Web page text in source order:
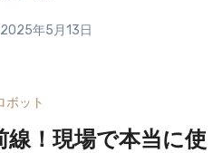
2025年5月13日
ボット
線！現場で本当に使